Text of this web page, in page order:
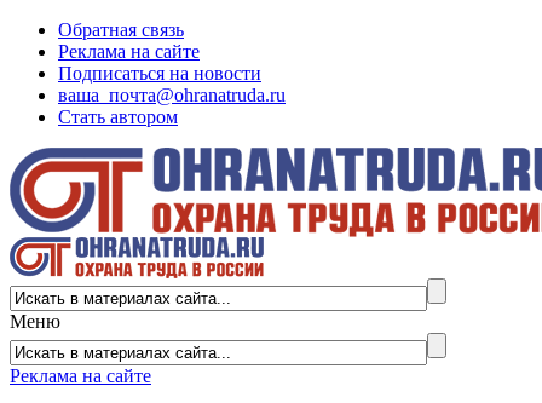
Обратная связь
Реклама на сайте
Подписаться на новости
ваша_почта@ohranatruda.ru
Стать автором
Меню
Реклама на сайте